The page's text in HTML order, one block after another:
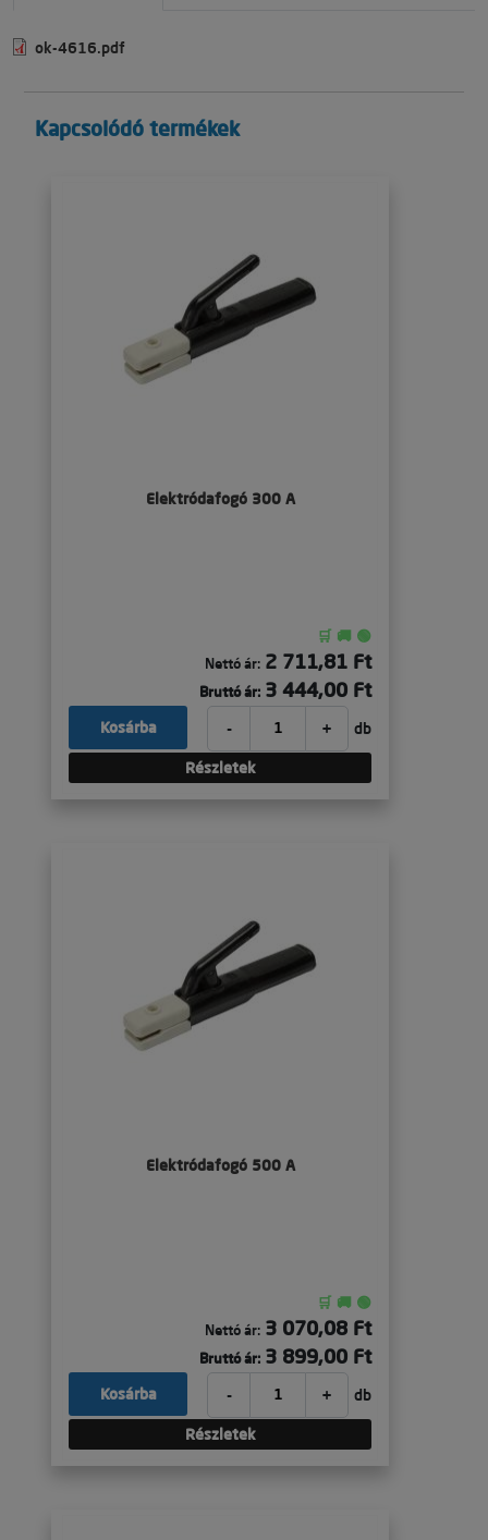
ok-4616.pdf
Kapcsolódó termékek
Elektródafogó 300 A
🛒 🚚 🟢
Nettó ár: 2 711,81 Ft
Bruttó ár: 3 444,00 Ft
- + db
Kosárba
Részletek
Elektródafogó 500 A
🛒 🚚 🟢
Nettó ár: 3 070,08 Ft
Bruttó ár: 3 899,00 Ft
- + db
Kosárba
Részletek